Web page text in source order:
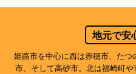
地元で安
姫路市を中心に西は赤穂市、たつ
市、そして高砂市。北は福崎町